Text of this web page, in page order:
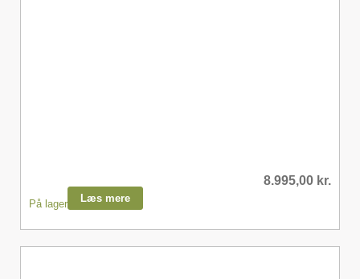
8.995,00 kr.
På lager Læs mere